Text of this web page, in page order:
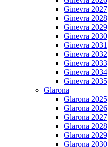
Ginevra 2027
Ginevra 2028
Ginevra 2029
Ginevra 2030
Ginevra 2031
Ginevra 2032
Ginevra 2033
Ginevra 2034
Ginevra 2035
Glarona
Glarona 2025
Glarona 2026
Glarona 2027
Glarona 2028
Glarona 2029
Glarona 2030